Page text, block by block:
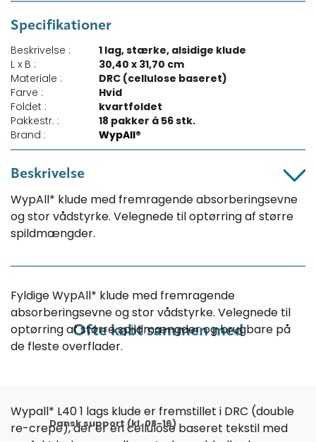
Specifikationer
Beskrivelse :
1 lag, stærke, alsidige klude
L x B :
30,40 x 31,70 cm
Materiale :
DRC (cellulose baseret)
Farve :
Hvid
Foldet :
kvartfoldet
Pakkestr. :
18 pakker á 56 stk.
Brand :
WypAll®
Beskrivelse
WypAll* klude med fremragende absorberingsevne
og stor vådstyrke. Velegnede til optørring af større
spildmængder.
Fyldige WypAll* klude med fremragende
absorberingsevne og stor vådstyrke. Velegnede til
optørring af større spildmængder og brugbare på
de fleste overflader.
Wypall* L40 1 lags klude er fremstillet i DRC (double
re-crepe), der er en cellulose baseret tekstil med
Ofte købt sammen med
Dansk support (kl. 08-16)